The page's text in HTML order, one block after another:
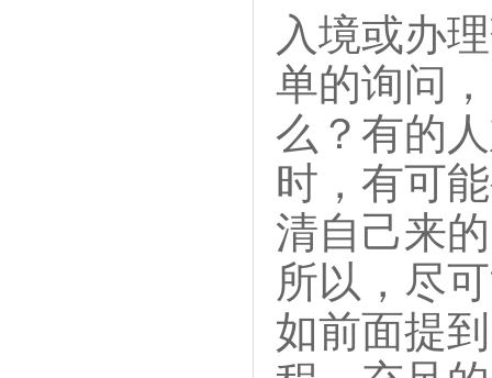
入境或办
单的询问
么？有的
时，有可
清自己来
所以，尽
如前面提